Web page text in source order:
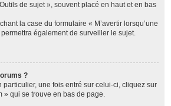
de sujet », souvent placé en haut et en bas
la case du formulaire « M’avertir lorsqu’une
également de surveiller le sujet.
?
particulier, une fois entré sur celui-ci, cliquez sur
» qui se trouve en bas de page.